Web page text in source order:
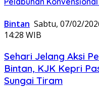
Bintan Sabtu, 07/02/
14:28 WIB
Sehari Jelang Aksi
Bintan, KJK Kepri
Sungai Tiram